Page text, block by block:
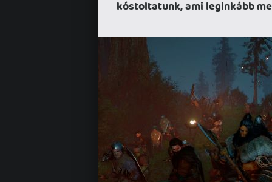
kóstoltatunk, ami leginkább